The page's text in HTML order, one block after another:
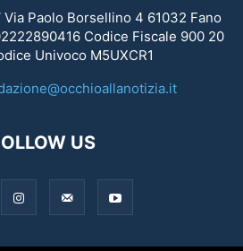
Paolo Borsellino 4 61032 Fano
Codice Fiscale 900 20
Univoco M5UXCR1
US